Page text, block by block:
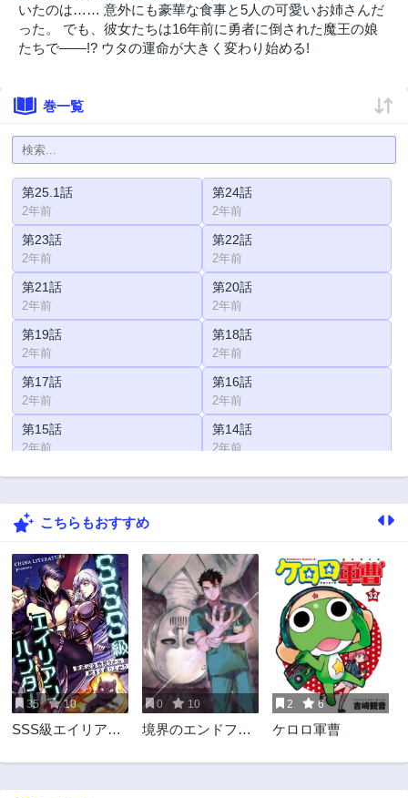
いたのは…… 意外にも豪華な食事と5人の可愛いお姉さんだ
った。 でも、彼女たちは16年前に勇者に倒された魔王の娘
たちで――!? ウタの運命が大きく変わり始める!
巻一覧
第25.1話
2年前
第24話
2年前
第23話
2年前
第22話
2年前
第21話
2年前
第20話
2年前
第19話
2年前
第18話
2年前
第17話
2年前
第16話
2年前
第15話
2年前
第14話
2年前
第13話 第12話
第11話
第9話
2年前
第8話
2年前
第7話
2年前
第6話
2年前
第5話
2年前
第4話
2年前
第3話
2年前
第2話
2年前
第1話
こちらもおすすめ
35 10
SSS級エイリアン
生物狩りから始ま
0 10
境界のエンドフィ
2 6
ケロロ軍曹